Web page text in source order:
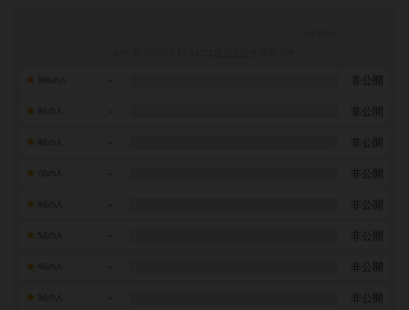
- 非公開
- 非公開
- 非公開
7点の人 - 非公開
- 非公開
- 非公開
- 非公開
- 非公開